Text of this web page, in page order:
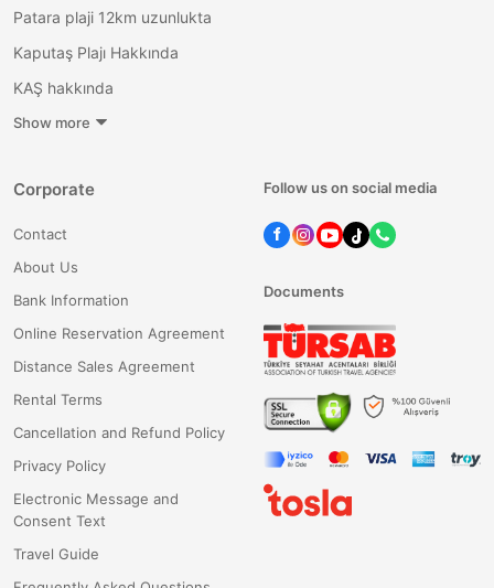
Patara plaji 12km uzunlukta
Kaputaş Plajı Hakkında
KAŞ hakkında
Show more
Corporate
Contact
About Us
Bank Information
Online Reservation Agreement
Distance Sales Agreement
Rental Terms
Cancellation and Refund Policy
Privacy Policy
Electronic Message and
Consent Text
Travel Guide
Follow us on social media
Documents